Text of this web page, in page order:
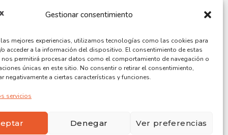
Gestionar consentimiento
las mejores experiencias, utilizamos tecnologías como las cookies para
o acceder a la información del dispositivo. El consentimiento de estas
permitirá procesar datos como el comportamiento de navegación o
únicas en este sitio. No consentir o retirar el consentimiento,
negativamente a ciertas características y funciones.
servicios
Denegar Ver preferencias